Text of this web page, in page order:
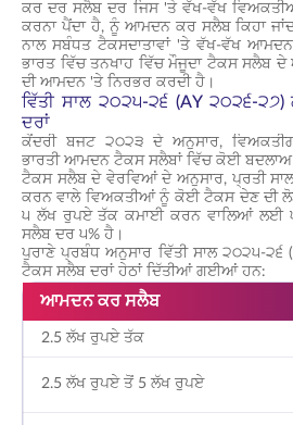
ਕਰ ਦਰ ਸਲੈਬ ਦਰ ਜਿਸ 'ਤੇ ਵੱਖ-ਵੱਖ
ਕਰਨਾ ਪੈਂਦਾ ਹੈ, ਨੂੰ ਆਮਦਨ ਕਰ ਸਲੈਬ ਕਿਹਾ
ਨਾਲ ਸਬੰਧਤ ਟੈਕਸਦਾਤਾਵਾਂ 'ਤੇ ਵੱਖ-ਵੱਖ
ਭਾਰਤ ਵਿੱਚ ਤਨਖਾਹ ਵਿੱਚ ਮੌਜੂਦਾ ਟੈਕਸ ਸਲੈਬ
ਦੀ ਆਮਦਨ 'ਤੇ ਨਿਰਭਰ ਕਰਦੀ ਹੈ।
ਵਿੱਤੀ ਸਾਲ ੨੦੨੫-੨੬ (AY ੨੦੨੬-
ਦਰਾਂ
ਕੇਂਦਰੀ ਬਜਟ ੨੦੨੩ ਦੇ ਅਨੁਸਾਰ,
ਭਾਰਤੀ ਆਮਦਨ ਟੈਕਸ ਸਲੈਬਾਂ ਵਿੱਚ ਕੋਈ
ਟੈਕਸ ਸਲੈਬ ਦੇ ਵੇਰਵਿਆਂ ਦੇ ਅਨੁਸਾਰ, ਪ੍ਰਤੀ
ਕਰਨ ਵਾਲੇ ਵਿਅਕਤੀਆਂ ਨੂੰ ਕੋਈ ਟੈਕਸ ਦੇਣ ਦੀ
੫ ਲੱਖ ਰੁਪਏ ਤੱਕ ਕਮਾਈ ਕਰਨ ਵਾਲਿਆਂ ਲਈ
ਸਲੈਬ ਦਰ ੫% ਹੈ।
ਪੁਰਾਣੇ ਪ੍ਰਬੰਧ ਅਨੁਸਾਰ ਵਿੱਤੀ ਸਾਲ ੨੦੨੫-
ਟੈਕਸ ਸਲੈਬ ਦਰਾਂ ਹੇਠਾਂ ਦਿੱਤੀਆਂ ਗਈਆਂ ਹਨ:
ਆਮਦਨ ਕਰ ਸਲੈਬ
2.5 ਲੱਖ ਰੁਪਏ ਤੱਕ
2.5 ਲੱਖ ਰੁਪਏ ਤੋਂ 5 ਲੱਖ ਰੁਪਏ